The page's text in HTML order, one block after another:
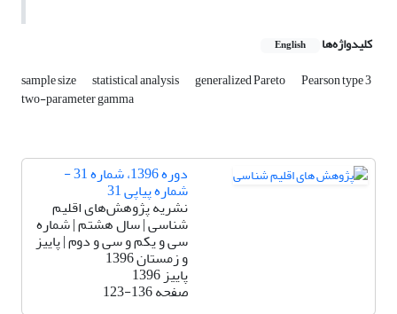
کلیدواژه‌ها English
sample size statistical analysis generalized Pareto Pearson type 3
two-parameter gamma
دوره 1396، شماره 31 -
شماره پیاپی 31
نشریه پژوهش‌های اقلیم
شناسی | سال هشتم | شماره
سی و یکم و سی و دوم | پاییز
و زمستان 1396
پاییز 1396
صفحه123-136